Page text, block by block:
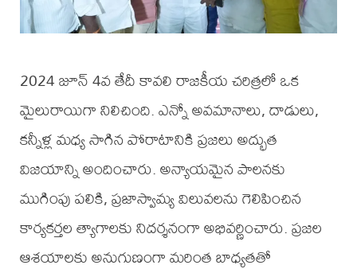
2024 జూన్ 4వ తేదీ కావలి రాజకీయ చరిత్రలో ఒక
మైలురాయిగా నిలిచింది. ఎన్నో అవమానాలు, దాడులు,
కన్నీళ్ల మధ్య సాగిన పోరాటానికి ప్రజలు అద్భుత
విజయాన్ని అందించారు. అన్యాయమైన పాలనకు
ముగింపు పలికి, ప్రజాస్వామ్య విలువలను గెలిపించిన
కార్యకర్తల త్యాగాలకు నిదర్శనంగా అభివర్ణించారు. ప్రజల
ఆశయాలకు అనుగుణంగా మరింత బాధ్యతతో